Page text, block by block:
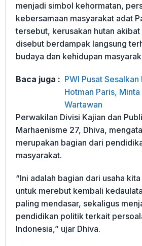
menjadi simbol kehormatan,
kebersamaan masyarakat adat
tersebut, kerusakan hutan
disebut berdampak langsung
budaya dan kehidupan
Baca juga : PWI Pusat
Hotman Paris,
Wartawan
Perwakilan Divisi Kajian dan
Marhaenisme 27, Dhiva,
merupakan bagian dari
masyarakat.
“Ini adalah bagian dari usaha
untuk merebut kembali
paling mendasar, sekaligus
pendidikan politik terkait
Indonesia,” ujar Dhiva.